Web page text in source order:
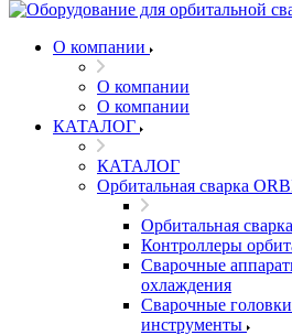
О компании
О компании
О компании
КАТАЛОГ
КАТАЛОГ
Орбитальная сварка
Орбитальная
Контроллеры
Сварочные
охлаждения
Сварочные
инструменты